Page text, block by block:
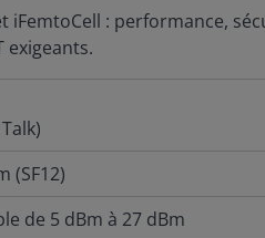
iFemtoCell : performance,
exigeants.
(SF12)
de 5 dBm à 27 dBm